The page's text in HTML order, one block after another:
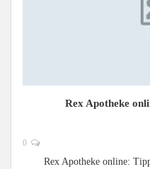
Rex Apotheke
Rex Apotheke online: